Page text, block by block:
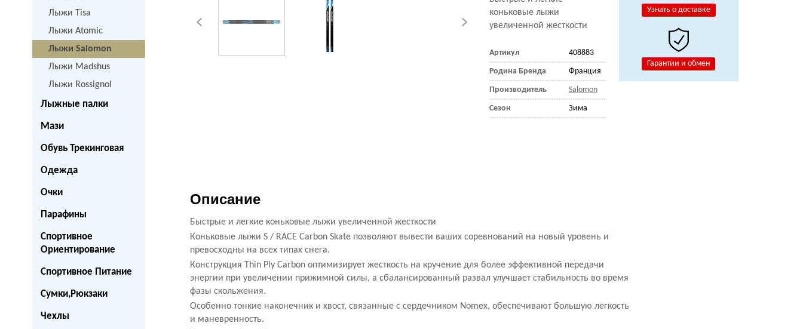
Лыжи Tisa
Лыжи Atomic
Лыжи Salomon
Лыжи Madshus
Лыжи Rossignol
Лыжные палки
Мази
Обувь Трекинговая
Одежда
Очки
Парафины
Спортивное
Ориентирование
Спортивное Питание
Сумки,Рюкзаки
Чехлы
коньковые лыжи
увеличенной жесткости
Артикул 408883
Родина Бренда Франция
Производитель Salomon
Сезон Зима
Узнать о доставке
Гарантии и обмен
Описание
Быстрые и легкие коньковые лыжи увеличенной жесткости
Коньковые лыжи S / RACE Carbon Skate позволяют вывести ваших соревнований на новый уровень и
превосходны на всех типах снега.
Конструкция Thin Ply Carbon оптимизирует жесткость на кручение для более эффективной передачи
энергии при увеличении прижимной силы, а сбалансированный развал улучшает стабильность во время
фазы скольжения.
Особенно тонкие наконечник и хвост, связанные с сердечником Nomex, обеспечивают большую легкость
и маневренность.